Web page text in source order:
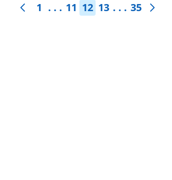
1 . . . 11 12 13 . . . 35